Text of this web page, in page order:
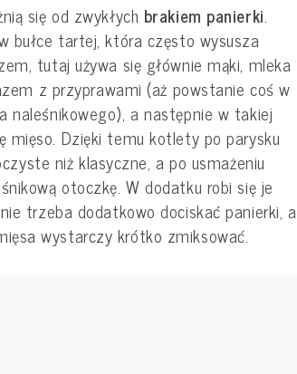
się od zwykłych brakiem panierki.
bułce tartej, która często wysusza
tutaj używa się głównie mąki, mleka
z przyprawami (aż powstanie coś w
naleśnikowego), a następnie w takiej
mięso. Dzięki temu kotlety po parysku
niż klasyczne, a po usmażeniu
otoczkę. W dodatku robi się je
trzeba dodatkowo dociskać panierki, a
wystarczy krótko zmiksować.